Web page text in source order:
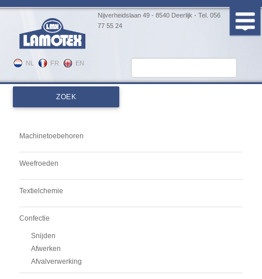
Nijverheidslaan 49 - 8540 Deerlijk - Tel. 056
77 55 24
NL FR EN
Machinetoebehoren
Weefroeden
Textielchemie
Confectie
Snijden
Afwerken
Afvalverwerking